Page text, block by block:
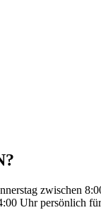
zwischen
Uhr persönlich für